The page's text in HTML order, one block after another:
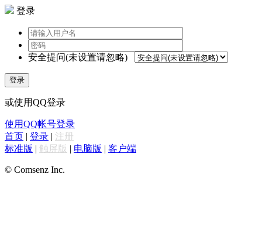
登录
安全提问(未设置请忽略)
登录
或使用QQ登录
使用QQ帐号登录
首页 | 登录 | 注册
标准版 | 触屏版 | 电脑版 | 客户端
© Comsenz Inc.